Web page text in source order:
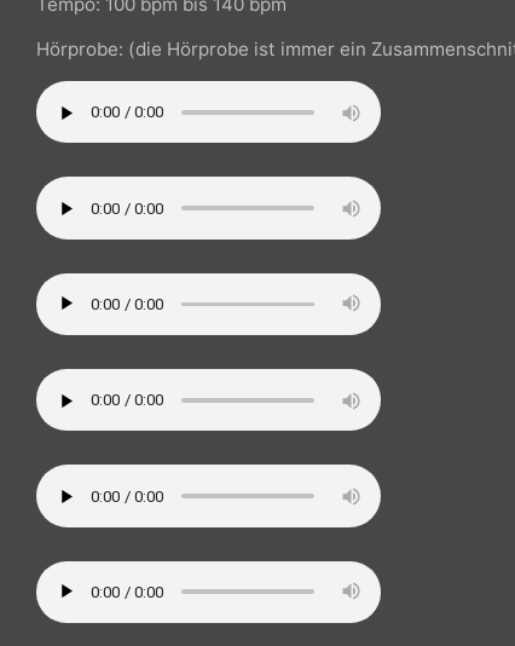
und Movie trailer Music.
Tempo: 100 bpm bis 140 bpm
Hörprobe: (die Hörprobe ist immer ein